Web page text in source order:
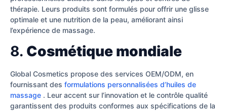
thérapie. Leurs produits sont formulés pour offrir une glisse
optimale et une nutrition de la peau, améliorant ainsi
l’expérience de massage.
8. Cosmétique mondiale
Global Cosmetics propose des services OEM/ODM, en
fournissant des formulations personnalisées d’huiles de
massage . Leur accent sur l’innovation et le contrôle qualité
garantissent des produits conformes aux spécifications de la